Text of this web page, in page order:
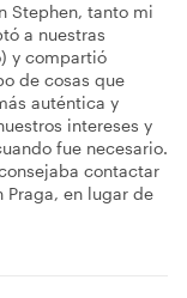
Stephen, tanto mi
a nuestras
y compartió
de cosas que
auténtica y
intereses y
fue necesario.
contactar
en lugar de